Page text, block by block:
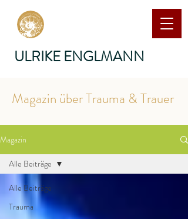
ULRIKE ENGLMANN
Magazin über Trauma & Trauer
Magazin
Alle Beiträge
Trauma
Alle Beiträge